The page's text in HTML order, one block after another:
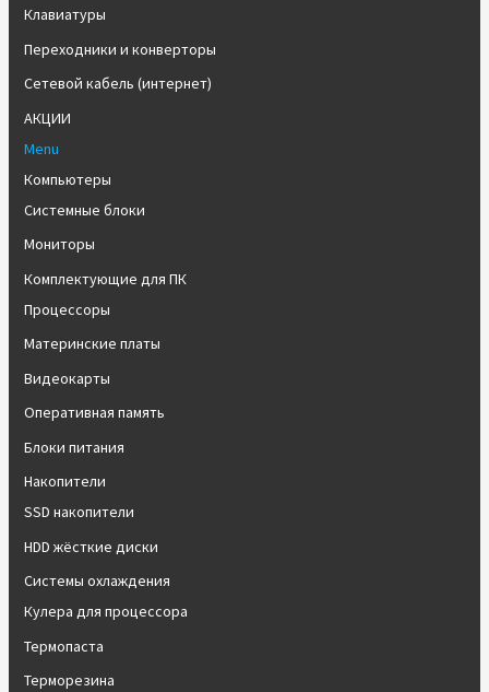
Клавиатуры
Переходники и конверторы
Сетевой кабель (интернет)
АКЦИИ
Menu
Компьютеры
Системные блоки
Мониторы
Комплектующие для ПК
Процессоры
Материнские платы
Видеокарты
Оперативная память
Блоки питания
Накопители
SSD накопители
HDD жёсткие диски
Системы охлаждения
Кулера для процессора
Термопаста
Терморезина